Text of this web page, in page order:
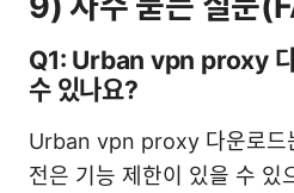
Q1: Urban vpn proxy 다
수 있나요?
Urban vpn proxy 다운로드
전은 기능 제한이 있을 수 있